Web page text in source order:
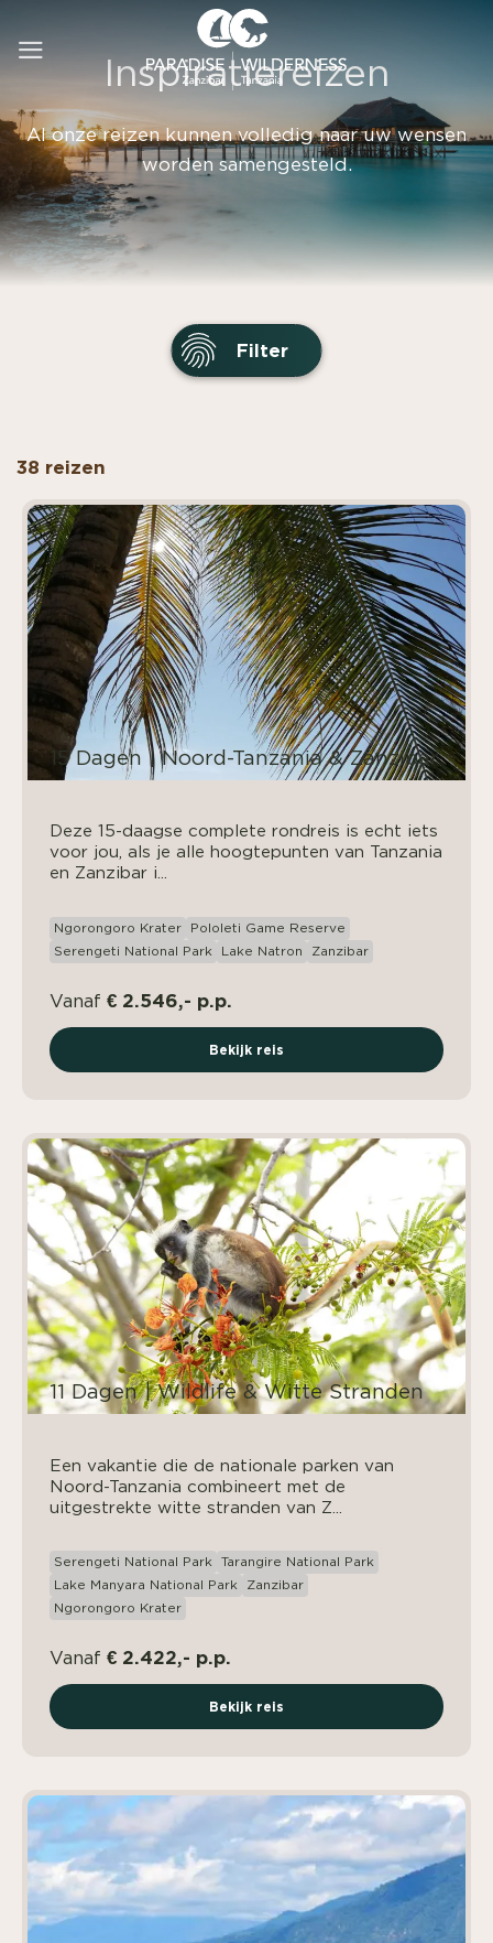
naar
Inspiratiereizen
Al onze reizen kunnen volledig naar uw wensen
worden samengesteld.
Filter
38 reizen
15 Dagen | Noord-Tanzania & Zanzibar
Deze 15-daagse complete rondreis is echt iets
voor jou, als je alle hoogtepunten van Tanzania
en Zanzibar i...
Ngorongoro Krater
Pololeti Game Reserve
Serengeti National Park
Lake Natron Zanzibar
Vanaf € 2.546,- p.p.
Bekijk reis
11 Dagen | Wildlife & Witte Stranden
Een vakantie die de nationale parken van
Noord-Tanzania combineert met de
uitgestrekte witte stranden van Z...
Serengeti National Park
Tarangire National Park
Lake Manyara National Park
Zanzibar
Ngorongoro Krater
Vanaf € 2.422,- p.p.
Bekijk reis